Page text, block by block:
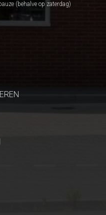
(behalve op zaterdag)